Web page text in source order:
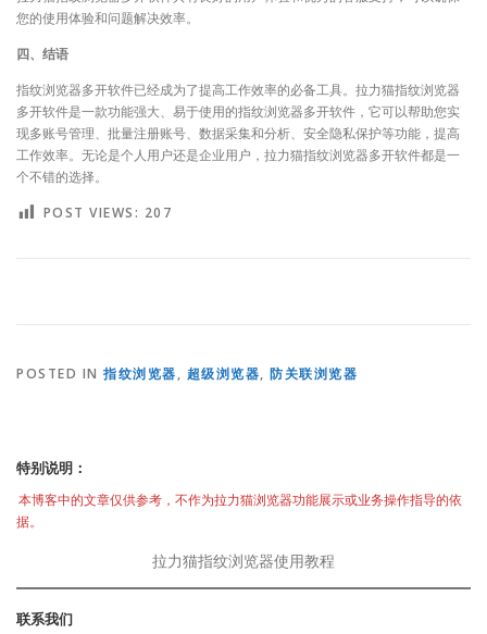
您的使用体验和问题解决效率。
四、结语
指纹浏览器多开软件已经成为了提高工作效率的必备工具。拉力猫指纹浏览器
多开软件是一款功能强大、易于使用的指纹浏览器多开软件，它可以帮助您实
现多账号管理、批量注册账号、数据采集和分析、安全隐私保护等功能，提高
工作效率。无论是个人用户还是企业用户，拉力猫指纹浏览器多开软件都是一
个不错的选择。
POST VIEWS: 207
POSTED IN 指纹浏览器, 超级浏览器, 防关联浏览器
特别说明：
本博客中的文章仅供参考，不作为拉力猫浏览器功能展示或业务操作指导的依
据。
拉力猫指纹浏览器使用教程
联系我们